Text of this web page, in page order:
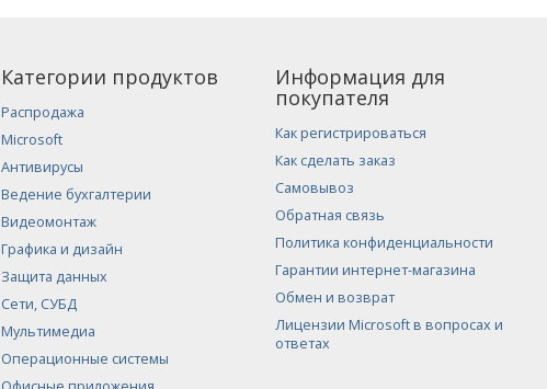
Категории продуктов
Распродажа
Microsoft
Антивирусы
Ведение бухгалтерии
Видеомонтаж
Графика и дизайн
Защита данных
Сети, СУБД
Мультимедиа
Операционные системы
Информация для
покупателя
Как регистрироваться
Как сделать заказ
Самовывоз
Обратная связь
Политика конфиденциальности
Гарантии интернет-магазина
Обмен и возврат
Лицензии Microsoft в вопросах и
ответах